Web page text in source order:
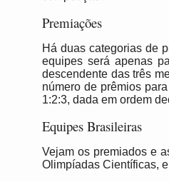
Premiações
Há duas categorias de
equipes será apenas
descendente das três
número de prêmios
1:2:3, dada em ordem
Equipes Brasileiras
Vejam os premiados e
Olimpíadas Científicas,